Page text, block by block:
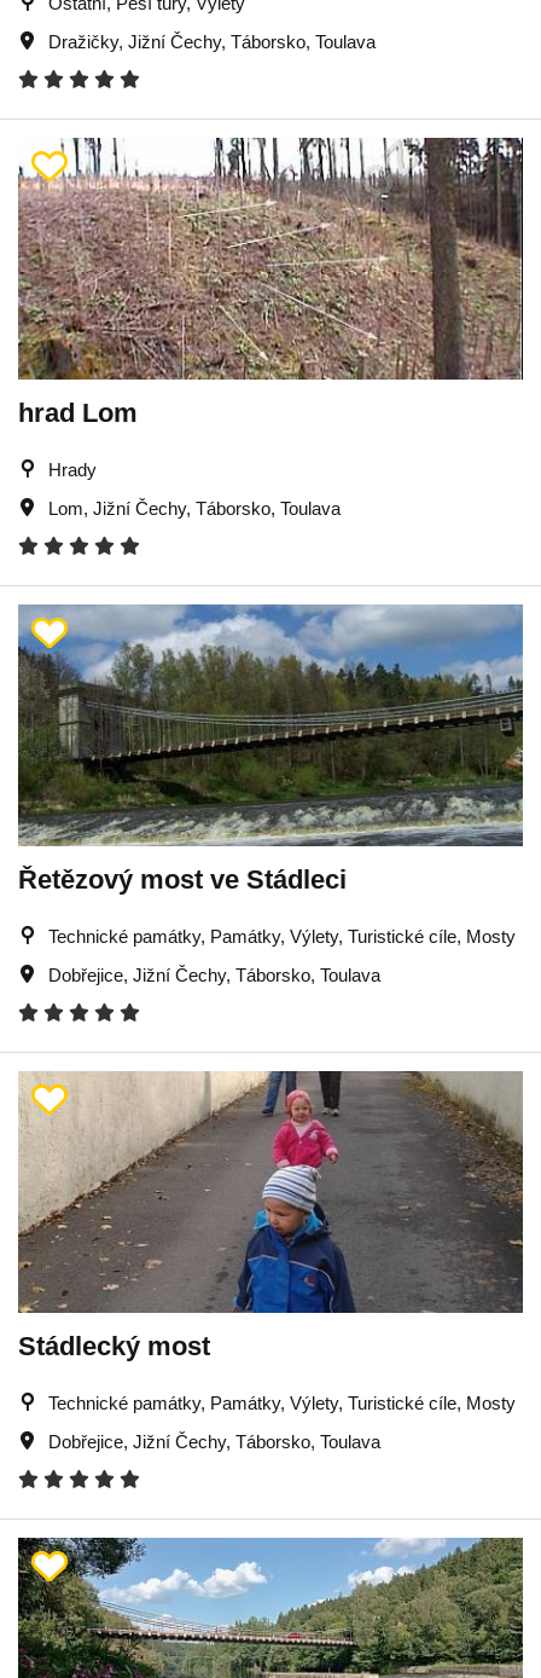
Dražičky, Jižní Čechy, Táborsko, Toulava
hrad Lom
Hrady
Lom, Jižní Čechy, Táborsko, Toulava
Řetězový most ve Stádleci
Technické památky, Památky, Výlety, Turistické cíle, Mosty
Dobřejice, Jižní Čechy, Táborsko, Toulava
Stádlecký most
Technické památky, Památky, Výlety, Turistické cíle, Mosty
Dobřejice, Jižní Čechy, Táborsko, Toulava